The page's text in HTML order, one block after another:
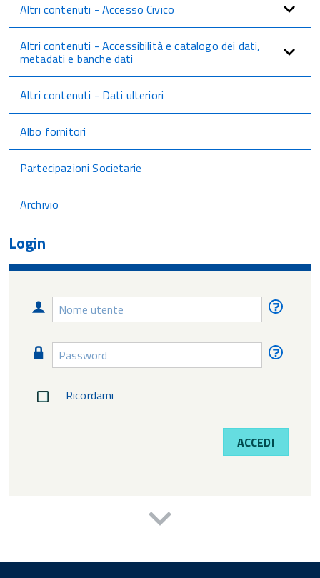
Altri contenuti - Accesso Civico
Altri contenuti - Accessibilità e catalogo dei dati,
metadati e banche dati
Altri contenuti - Dati ulteriori
Albo fornitori
Partecipazioni Societarie
Archivio
Login
Nome
utente
Password
Ricordami
ACCEDI